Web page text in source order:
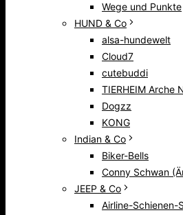
Wege und Punkte
HUND & Co
alsa-hundewelt
Cloud7
cutebuddi
TIERHEIM Arche
Dogzz
KONG
Indian & Co
Biker-Bells
Conny Schwan
JEEP & Co
Airline-Schienen-